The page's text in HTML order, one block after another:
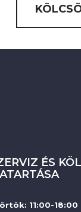
ÉS
11:00-18:00